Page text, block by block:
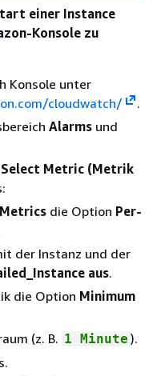
einer Instance
Konsole zu
Konsole unter
cloudwatch/
.
Alarms und
Select Metric (Metrik
Metrics die Option Per-
der Instanz und der
aus.
die Option Minimum
(z. B. 1 Minute ).